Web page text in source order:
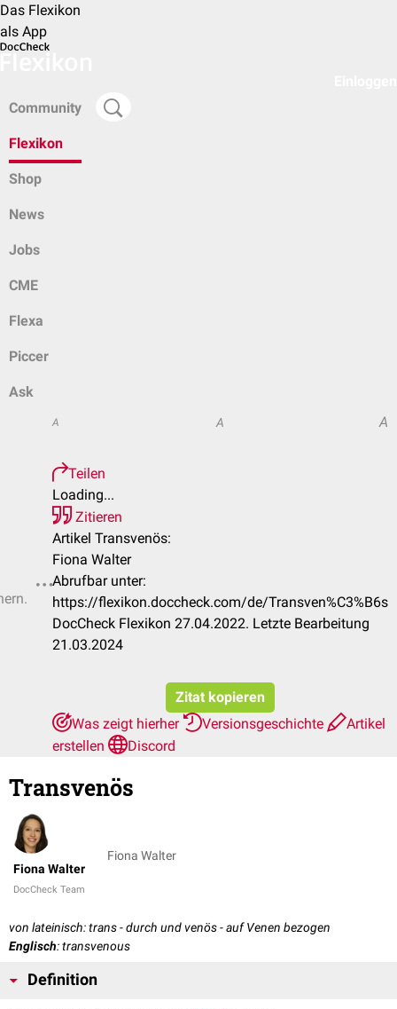
Das Flexikon
als App
Community
Flexikon
Shop
News
Jobs
CME
Flexa
Piccer
Ask
A A A
Teilen
Loading...
Zitieren
Artikel Transvenös:
Fiona Walter
Abrufbar unter:
https://flexikon.doccheck.com/de/Transven%C3%B6s
DocCheck Flexikon 27.04.2022. Letzte Bearbeitung
21.03.2024
Zitat kopieren
Was zeigt hierher
Versionsgeschichte
Artikel
erstellen
Discord
Transvenös
Fiona Walter
DocCheck Team
Fiona Walter
von lateinisch: trans - durch und venös - auf Venen bezogen
Englisch: transvenous
Definition